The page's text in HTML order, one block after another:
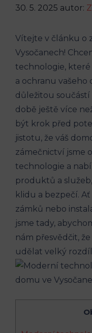
30. 5. 2025 autor:
Vítejte v článku o
Vysočanech!
technologie,
a ochranu vašeho
důležitou součástí
době ještě více
být krok před
jistotu, že váš
zámečnictví jsme
technologie a
produktů a
klidu a bezpečí.
zámků nebo
jsme tady,
nám přesvědčit,
udělat velký rozdíl